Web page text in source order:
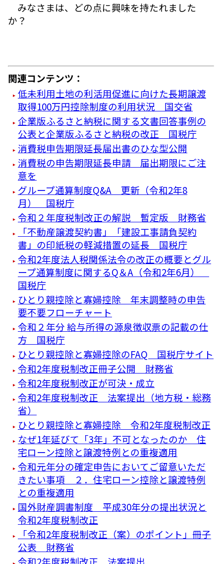
みなさまは、どの点に興味を持たれました
か？
関連コンテンツ：
低未利用土地の利活用促進に向けた長期譲渡
取得100万円控除制度の利用状況 国交省
企業版ふるさと納税に関する文書回答事例の
公表と企業版ふるさと納税の改正 国税庁
消費税申告期限延長届出書のひな型公開
消費税の申告期限延長申請 届出期限にご注
意を
グループ通算制度Q&A 更新（令和2年8
月） 国税庁
令和２年度税制改正の解説 暫定版 財務省
「不動産譲渡契約書」「建設工事請負契約
書」の印紙税の軽減措置の延長 国税庁
令和2年度法人税関係法令の改正の概要とグル
ープ通算制度に関するQ＆A（令和2年6月）
国税庁
ひとり親控除と寡婦控除 年末調整時の申告
要不要フローチャート
令和２年分 給与所得の源泉徴収票の記載の仕
方 国税庁
ひとり親控除と寡婦控除のFAQ 国税庁サイト
令和2年度税制改正冊子公開 財務省
令和2年度税制改正が可決・成立
令和2年度税制改正 法案提出（地方税・総務
省）
ひとり親控除と寡婦控除 令和2年度税制改正
なぜ1年延びて「3年」不可となったのか 住
宅ローン控除と譲渡特例との重複適用
令和元年分の確定申告においてご留意いただ
きたい事項 ２．住宅ローン控除と譲渡特例
との重複適用
国外財産調書制度 平成30年分の提出状況と
令和2年度税制改正
「令和2年度税制改正（案）のポイント」冊子
公表 財務省
令和2年度税制改正 法案提出